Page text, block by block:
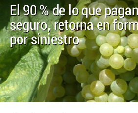
El 90 % de lo que
seguro, retorna en
por siniestro